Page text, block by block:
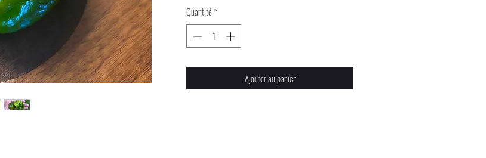
Quantité *
Ajouter au panier